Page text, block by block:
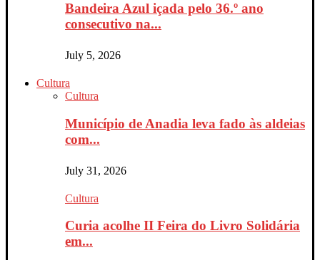
Bandeira Azul içada pelo 36.º ano
consecutivo na...
July 5, 2026
Cultura
Cultura
Município de Anadia leva fado às aldeias
com...
July 31, 2026
Cultura
Curia acolhe II Feira do Livro Solidária
em...